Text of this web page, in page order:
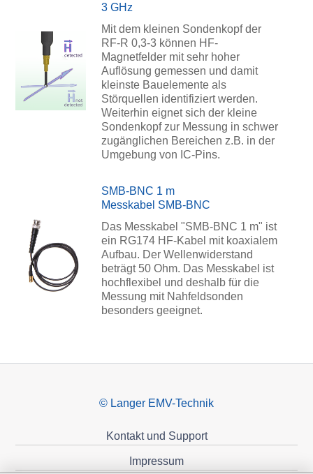
3 GHz
Mit dem kleinen Sondenkopf der
RF-R 0,3-3 können HF-
Magnetfelder mit sehr hoher
Auflösung gemessen und damit
kleinste Bauelemente als
Störquellen identifiziert werden.
Weiterhin eignet sich der kleine
Sondenkopf zur Messung in schwer
zugänglichen Bereichen z.B. in der
Umgebung von IC-Pins.
SMB-BNC 1 m
Messkabel SMB-BNC
Das Messkabel "SMB-BNC 1 m" ist
ein RG174 HF-Kabel mit koaxialem
Aufbau. Der Wellenwiderstand
beträgt 50 Ohm. Das Messkabel ist
hochflexibel und deshalb für die
Messung mit Nahfeldsonden
besonders geeignet.
© Langer EMV-Technik
Kontakt und Support
Impressum